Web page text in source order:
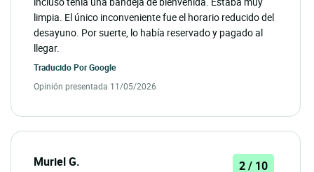
limpia. El único inconveniente fue el horario reducido del
desayuno. Por suerte, lo había reservado y pagado al
llegar.
Traducido PorGoogle
Opinión presentada 11/05/2026
Muriel G. 2 / 10